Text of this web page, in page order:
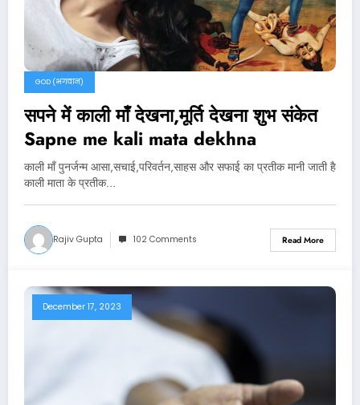
GOD (भगवान)
सपने में काली माँ देखना,मूर्ति देखना शुभ संकेत
Sapne me kali mata dekhna
काली माँ पुनर्जन्म आसा,सचाई,परिवर्तन,साहस और सफाई का प्रतीक मानी जाती है
काली माता के प्रतीक…
Rajiv Gupta 102 Comments Read More
December 17, 2023